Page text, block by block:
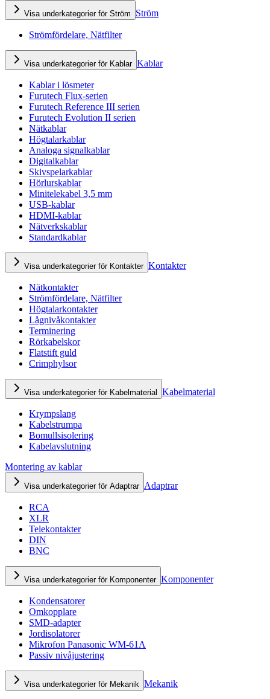
Visa underkategorier för Ström Ström
Strömfördelare, Nätfilter
Visa underkategorier för Kablar Kablar
Kablar i lösmeter
Furutech Flux-serien
Furutech Reference III serien
Furutech Evolution II serien
Nätkablar
Högtalarkablar
Analoga signalkablar
Digitalkablar
Skivspelarkablar
Hörlurskablar
Minitelekabel 3,5 mm
USB-kablar
HDMI-kablar
Nätverkskablar
Standardkablar
Visa underkategorier för Kontakter Kontakter
Nätkontakter
Strömfördelare, Nätfilter
Högtalarkontakter
Lågnivåkontakter
Terminering
Rörkabelskor
Flatstift guld
Crimphylsor
Visa underkategorier för Kabelmaterial Kabelmaterial
Krympslang
Kabelstrumpa
Bomullsisolering
Kabelavslutning
Montering av kablar
Visa underkategorier för Adaptrar Adaptrar
RCA
XLR
Telekontakter
DIN
BNC
Visa underkategorier för Komponenter Komponenter
Kondensatorer
Omkopplare
SMD-adapter
Jordisolatorer
Mikrofon Panasonic WM-61A
Passiv nivåjustering
Visa underkategorier för Mekanik Mekanik